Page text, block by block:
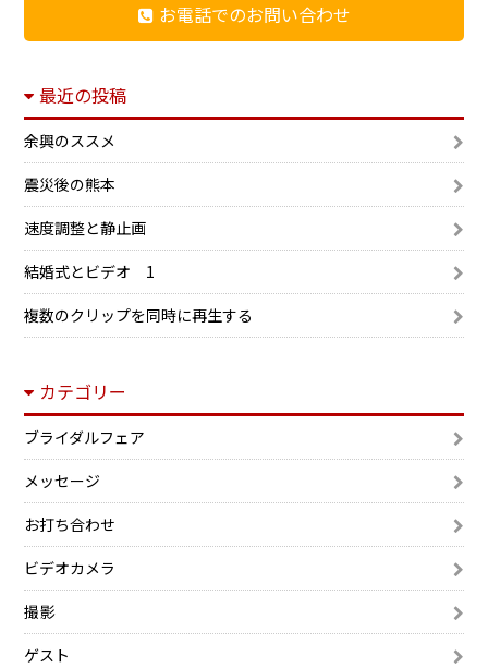
お電話でのお問い合わせ
最近の投稿
余興のススメ
震災後の熊本
速度調整と静止画
結婚式とビデオ 1
複数のクリップを同時に再生する
カテゴリー
ブライダルフェア
メッセージ
お打ち合わせ
ビデオカメラ
撮影
ゲスト